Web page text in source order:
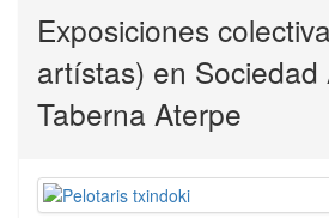
Exposiciones
artístas) en Sociedad
Taberna Aterpe